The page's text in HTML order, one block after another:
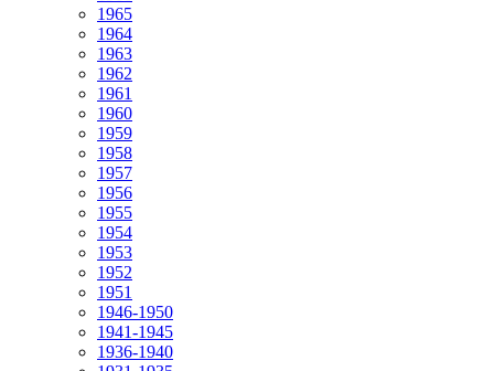
1965
1964
1963
1962
1961
1960
1959
1958
1957
1956
1955
1954
1953
1952
1951
1946-1950
1941-1945
1936-1940